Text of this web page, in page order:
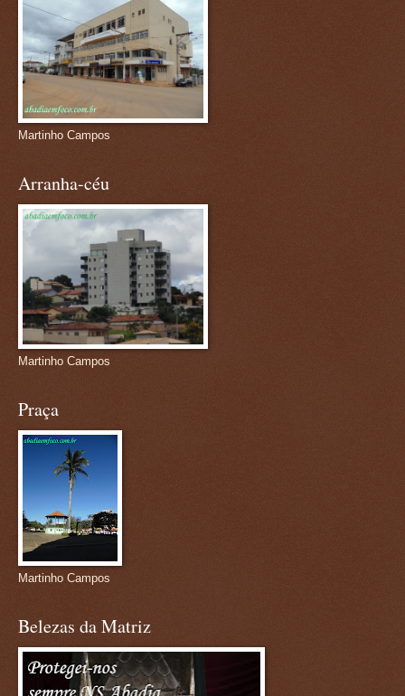
Martinho Campos
Arranha-céu
Martinho Campos
Praça
Martinho Campos
Belezas da Matriz